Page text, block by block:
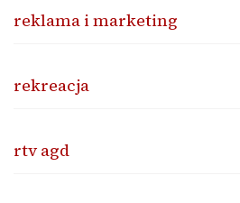
reklama i marketing
rekreacja
rtv agd